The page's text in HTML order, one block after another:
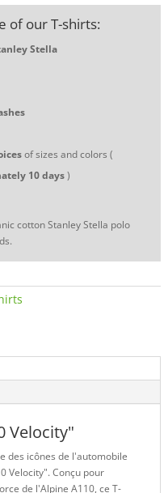
of our T-shirts:
Stella
of sizes and colors (
10 days)
cotton Stanley Stella polo
Velocity"
des icônes de l'automobile
Velocity". Conçu pour
de l'Alpine A110, ce T-